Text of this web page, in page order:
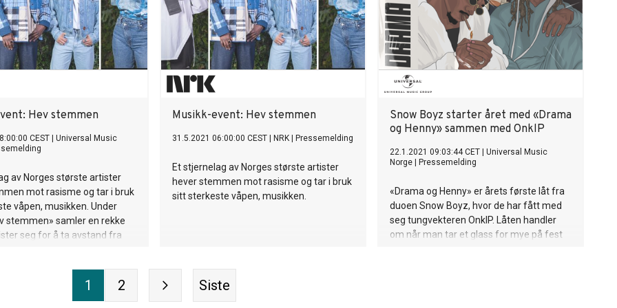
Hev stemmen
CEST
Universal Music
av Norges største artister
mot rasisme og tar i bruk
våpen, musikken. Under
stemmen» samler en rekke
seg for å ta avstand fra
kl. 20.55. Programledere for
er Leo Ajkic og Fredrik Solvang.
Musikk-event: Hev stemmen
31.5.2021 06:00:00 CEST NRK Pressemelding
Et stjernelag av Norges største artister
hever stemmen mot rasisme og tar i bruk
sitt sterkeste våpen, musikken.
Snow Boyz starter året med «Drama
og Henny» sammen med OnklP
22.1.2021 09:03:44 CET
Universal Music
Norge
Pressemelding
«Drama og Henny» er årets første låt fra
duoen Snow Boyz, hvor de har fått med
seg tungvekteren OnklP. Låten handler
om når man tar et glass for mye på fest
1 2 Siste